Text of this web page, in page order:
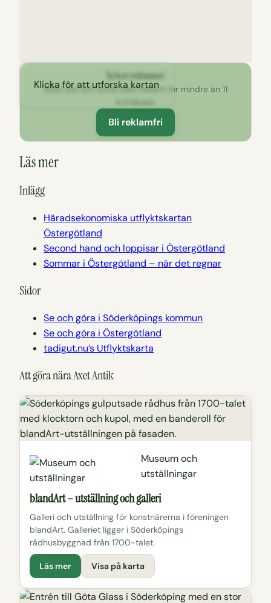
Klicka för att utforska kartan
Ta bort reklamen!
Stöd oss och surfa utan reklam för mindre än 11
kr/månad.
Bli reklamfri
Läs mer
Inlägg
Häradsekonomiska utflyktskartan
Östergötland
Second hand och loppisar i Östergötland
Sommar i Östergötland – när det regnar
Sidor
Se och göra i Söderköpings kommun
Se och göra i Östergötland
tadigut.nu’s Utflyktskarta
Att göra nära Axet Antik
Museum och
utställningar
blandArt – utställning och galleri
Galleri och utställning för konstnärerna i föreningen
blandArt. Galleriet ligger i Söderköpings
rådhusbyggnad från 1700-talet.
Läs mer Visa på karta